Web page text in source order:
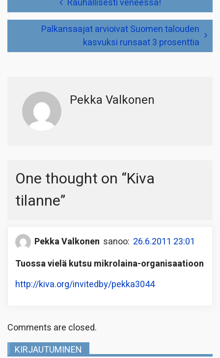
Rauhallisesti veneessä!
Palkansaajat arvioivat Suomen talouden
kasvuksi runsaat 3 prosenttia
Pekka Valkonen
One thought on “Kiva
tilanne”
Pekka Valkonen sanoo: 26.6.2011 23:01
Tuossa vielä kutsu mikrolaina-organisaatioon
http://kiva.org/invitedby/pekka3044
Comments are closed.
KIRJAUTUMINEN